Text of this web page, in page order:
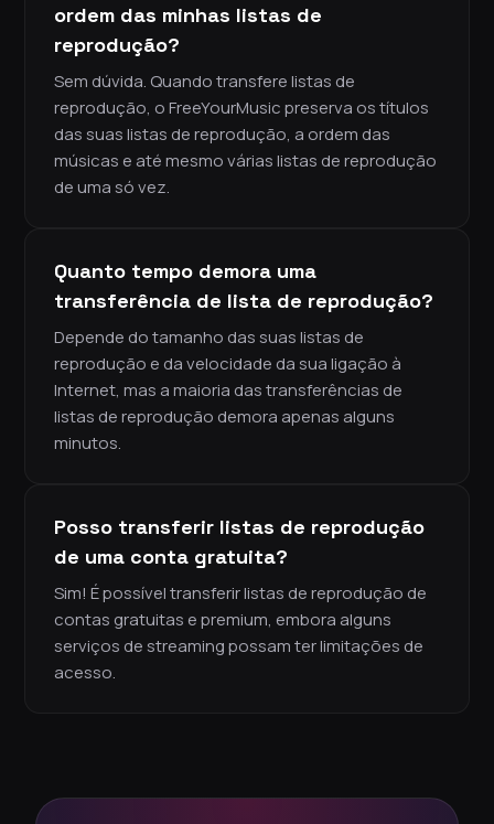
ordem das minhas listas de
reprodução?
Sem dúvida. Quando transfere listas de
reprodução, o FreeYourMusic preserva os títulos
das suas listas de reprodução, a ordem das
músicas e até mesmo várias listas de reprodução
de uma só vez.
Quanto tempo demora uma
transferência de lista de reprodução?
Depende do tamanho das suas listas de
reprodução e da velocidade da sua ligação à
Internet, mas a maioria das transferências de
listas de reprodução demora apenas alguns
minutos.
Posso transferir listas de reprodução
de uma conta gratuita?
Sim! É possível transferir listas de reprodução de
contas gratuitas e premium, embora alguns
serviços de streaming possam ter limitações de
acesso.